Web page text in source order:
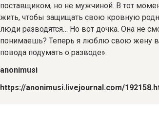
поставщиком, но не мужчиной. В тот
жить, чтобы защищать свою кровную
люди разводятся… Но вот дочка. Она не
понимаешь? Теперь я люблю свою жену в
повода подумать о разводе».
anonimusi
https://anonimusi.livejournal.com/